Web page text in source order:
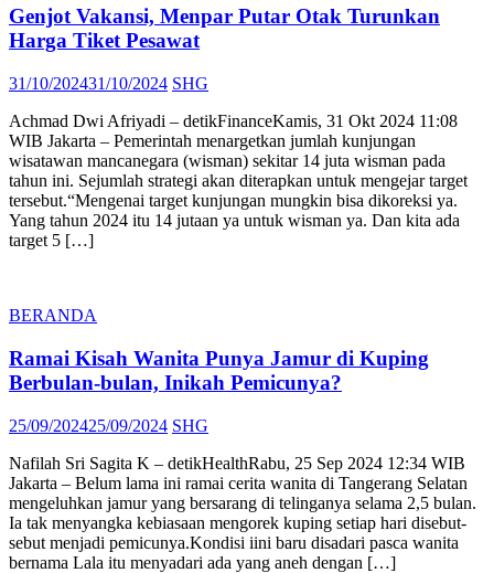
Genjot Vakansi, Menpar Putar Otak Turunkan
Harga Tiket Pesawat
Posted
31/10/202431/10/2024 Author
SHG
Achmad Dwi Afriyadi – detikFinanceKamis, 31 Okt 2024 11:08
WIB Jakarta – Pemerintah menargetkan jumlah kunjungan
wisatawan mancanegara (wisman) sekitar 14 juta wisman pada
tahun ini. Sejumlah strategi akan diterapkan untuk mengejar target
tersebut.“Mengenai target kunjungan mungkin bisa dikoreksi ya.
Yang tahun 2024 itu 14 jutaan ya untuk wisman ya. Dan kita ada
target 5 […]
BERANDA
Ramai Kisah Wanita Punya Jamur di Kuping
Berbulan-bulan, Inikah Pemicunya?
Posted
25/09/202425/09/2024 Author
SHG
Nafilah Sri Sagita K – detikHealthRabu, 25 Sep 2024 12:34 WIB
Jakarta – Belum lama ini ramai cerita wanita di Tangerang Selatan
mengeluhkan jamur yang bersarang di telinganya selama 2,5 bulan.
Ia tak menyangka kebiasaan mengorek kuping setiap hari disebut-
sebut menjadi pemicunya.Kondisi iini baru disadari pasca wanita
bernama Lala itu menyadari ada yang aneh dengan […]